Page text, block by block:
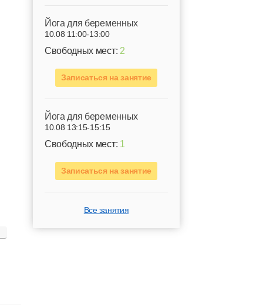
Йога для беременных
10.08 11:00-13:00
Свободных мест: 2
Записаться на занятие
Йога для беременных
10.08 13:15-15:15
Свободных мест: 1
Записаться на занятие
Все занятия